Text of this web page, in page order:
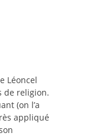
Léoncel
de religion.
(on l’a
appliqué